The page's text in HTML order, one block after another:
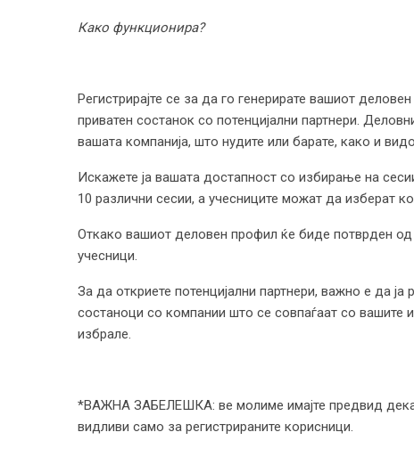
Како функционира?
Регистрирајте се за да го генерирате вашиот
приватен состанок со потенцијални партнери.
вашата компанија, што нудите или барате, како и
Искажете ја вашата достапност со избирање на
10 различни сесии, а учесниците можат да изберат
Откако вашиот деловен профил ќе биде потврден
учесници.
За да откриете потенцијални партнери, важно е да
состаноци со компании што се совпаѓаат со вашите
избрале.
*ВАЖНА ЗАБЕЛЕШКА: ве молиме имајте предвид дека
видливи само за регистрираните корисници.